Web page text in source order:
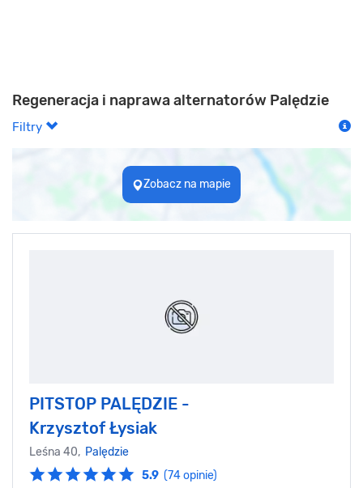
Regeneracja i naprawa alternatorów Palędzie
Filtry
Zobacz na mapie
PITSTOP PALĘDZIE -
Krzysztof Łysiak
Leśna 40, Palędzie
5.9 (74 opinie)